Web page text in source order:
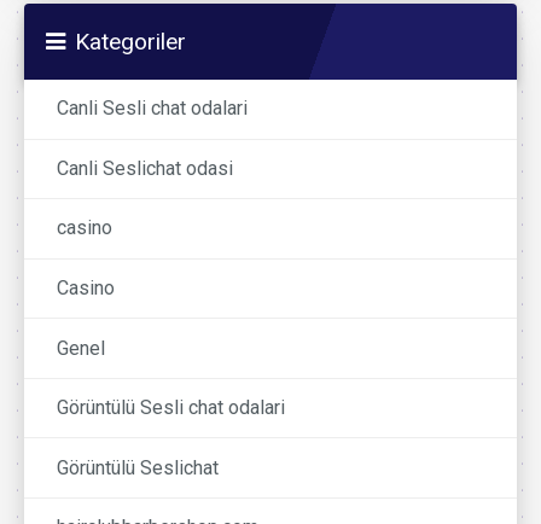
Kategoriler
Canli Sesli chat odalari
Canli Seslichat odasi
casino
Casino
Genel
Görüntülü Sesli chat odalari
Görüntülü Seslichat